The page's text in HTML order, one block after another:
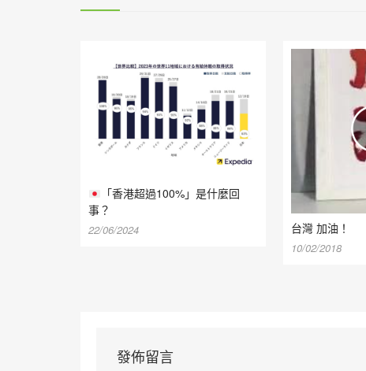
「香港超過100%」是什麼回
事？
22/06/2024 台灣 加油！
10/02/2018
發佈留言